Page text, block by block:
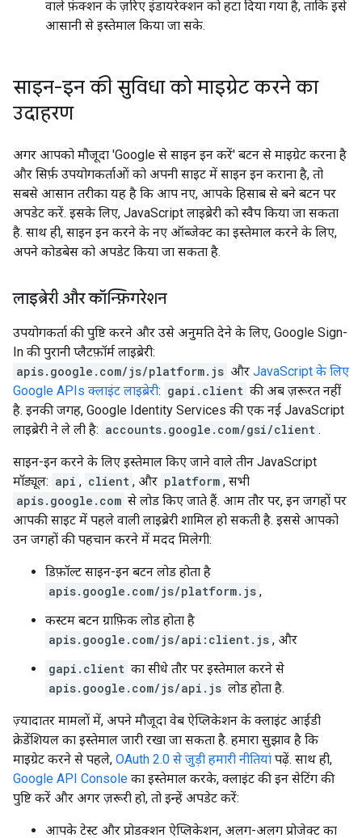
वाले फ़ंक्शन के ज़रिए इंडायरेक्शन को हटा दिया गया है, ताकि इसे
आसानी से इस्तेमाल किया जा सके.
साइन-इन की सुविधा को माइग्रेट करने का
उदाहरण
अगर आपको मौजूदा 'Google से साइन इन करें' बटन से माइग्रेट करना है
और सिर्फ़ उपयोगकर्ताओं को अपनी साइट में साइन इन कराना है, तो
सबसे आसान तरीका यह है कि आप नए, आपके हिसाब से बने बटन पर
अपडेट करें. इसके लिए, JavaScript लाइब्रेरी को स्वैप किया जा सकता
है. साथ ही, साइन इन करने के नए ऑब्जेक्ट का इस्तेमाल करने के लिए,
अपने कोडबेस को अपडेट किया जा सकता है.
लाइब्रेरी और कॉन्फ़िगरेशन
उपयोगकर्ता की पुष्टि करने और उसे अनुमति देने के लिए, Google Sign-
In की पुरानी प्लैटफ़ॉर्म लाइब्रेरी:
apis.google.com/js/platform.js और JavaScript के लिए
Google APIs क्लाइंट लाइब्रेरी: gapi.client की अब ज़रूरत नहीं
है. इनकी जगह, Google Identity Services की एक नई JavaScript
लाइब्रेरी ने ले ली है: accounts.google.com/gsi/client .
साइन-इन करने के लिए इस्तेमाल किए जाने वाले तीन JavaScript
मॉड्यूल: api , client , और platform , सभी
apis.google.com से लोड किए जाते हैं. आम तौर पर, इन जगहों पर
आपकी साइट में पहले वाली लाइब्रेरी शामिल हो सकती है. इससे आपको
उन जगहों की पहचान करने में मदद मिलेगी:
डिफ़ॉल्ट साइन-इन बटन लोड होता है
apis.google.com/js/platform.js ,
कस्टम बटन ग्राफ़िक लोड होता है
apis.google.com/js/api:client.js , और
gapi.client का सीधे तौर पर इस्तेमाल करने से
apis.google.com/js/api.js लोड होता है.
ज़्यादातर मामलों में, अपने मौजूदा वेब ऐप्लिकेशन के क्लाइंट आईडी
क्रेडेंशियल का इस्तेमाल जारी रखा जा सकता है. हमारा सुझाव है कि
माइग्रेट करने से पहले, OAuth 2.0 से जुड़ी हमारी नीतियां पढ़ें. साथ ही,
Google API Console का इस्तेमाल करके, क्लाइंट की इन सेटिंग की
पुष्टि करें और अगर ज़रूरी हो, तो इन्हें अपडेट करें:
आपके टेस्ट और प्रोडक्शन ऐप्लिकेशन, अलग-अलग प्रोजेक्ट का